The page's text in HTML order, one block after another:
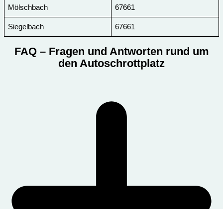
Mölschbach 67661
Siegelbach 67661
FAQ – Fragen und Antworten rund um
den Autoschrottplatz